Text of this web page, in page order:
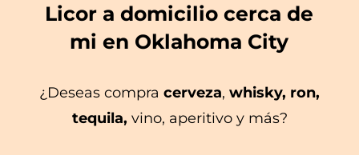
Licor a domicilio cerca de
mi en Oklahoma City
¿Deseas compra cerveza, whisky, ron,
tequila, vino, aperitivo y más?